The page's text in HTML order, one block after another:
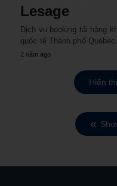
Lesage
Dịch vụ booking tải hàng
quốc tế Thành phố
2 năm ago
Hiển